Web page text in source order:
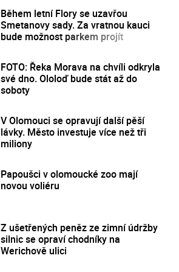
Během letní Flory se uzavřou
Smetanovy sady. Za vratnou kauci
bude možnost parkem projít
FOTO: Řeka Morava na chvíli odkryla
své dno. Ololoď bude stát až do
soboty
V Olomouci se opravují další pěší
lávky. Město investuje více než tři
miliony
Papoušci v olomoucké zoo mají
novou voliéru
Z ušetřených peněz ze zimní údržby
silnic se opraví chodníky na
Werichově ulici